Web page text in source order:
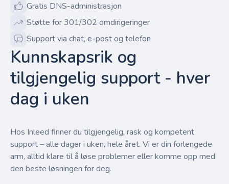
Gratis DNS-administrasjon
Støtte for 301/302 omdirigeringer
Support via chat, e-post og telefon
Kunnskapsrik og
tilgjengelig support - hver
dag i uken
Hos Inleed finner du tilgjengelig, rask og kompetent
support – alle dager i uken, hele året. Vi er din forlengede
arm, alltid klare til å løse problemer eller komme opp med
den beste løsningen for deg.